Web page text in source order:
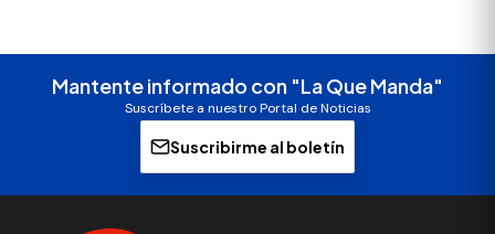
Mantente informado con "La Que Manda"
Suscríbete a nuestro Portal de Noticias
Suscribirme al boletín